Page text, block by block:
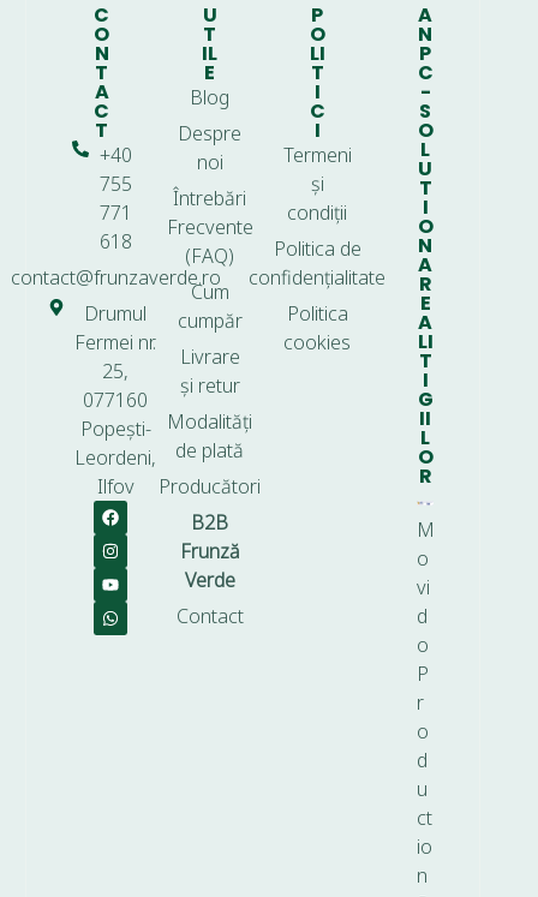
C
O
N
T
A
C
T
+40
755
771
618
contact@frunzaverde.ro
Drumul
Fermei nr.
25,
077160
Popești-
Leordeni,
Ilfov
U
T
IL
E
Blog
Despre
noi
Întrebări
Frecvente
(FAQ)
Cum
cumpăr
Livrare
și retur
Modalități
de plată
Producători
B2B
Frunză
Verde
Contact
P
O
LI
T
I
C
I
Termeni
și
condiții
Politica de
confidențialitate
Politica
cookies
A
N
P
C
-
S
O
L
U
T
I
O
N
A
R
E
A
LI
T
I
G
II
L
O
R
M
o
vi
d
o
P
r
o
d
u
ct
io
n